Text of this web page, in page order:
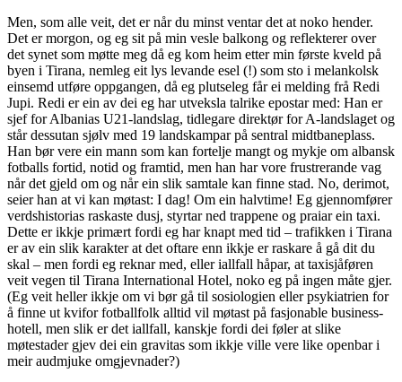
Men, som alle veit, det er når du minst ventar det at noko hender.
Det er morgon, og eg sit på min vesle balkong og reflekterer over
det synet som møtte meg då eg kom heim etter min første kveld på
byen i Tirana, nemleg eit lys levande esel (!) som sto i melankolsk
einsemd utføre oppgangen, då eg plutseleg får ei melding frå Redi
Jupi. Redi er ein av dei eg har utveksla talrike epostar med: Han er
sjef for Albanias U21-landslag, tidlegare direktør for A-landslaget og
står dessutan sjølv med 19 landskampar på sentral midtbaneplass.
Han bør vere ein mann som kan fortelje mangt og mykje om albansk
fotballs fortid, notid og framtid, men han har vore frustrerande vag
når det gjeld om og når ein slik samtale kan finne stad. No, derimot,
seier han at vi kan møtast: I dag! Om ein halvtime! Eg gjennomfører
verdshistorias raskaste dusj, styrtar ned trappene og praiar ein taxi.
Dette er ikkje primært fordi eg har knapt med tid – trafikken i Tirana
er av ein slik karakter at det oftare enn ikkje er raskare å gå dit du
skal – men fordi eg reknar med, eller iallfall håpar, at taxisjåføren
veit vegen til Tirana International Hotel, noko eg på ingen måte gjer.
(Eg veit heller ikkje om vi bør gå til sosiologien eller psykiatrien for
å finne ut kvifor fotballfolk alltid vil møtast på fasjonable business-
hotell, men slik er det iallfall, kanskje fordi dei føler at slike
møtestader gjev dei ein gravitas som ikkje ville vere like openbar i
meir audmjuke omgjevnader?)